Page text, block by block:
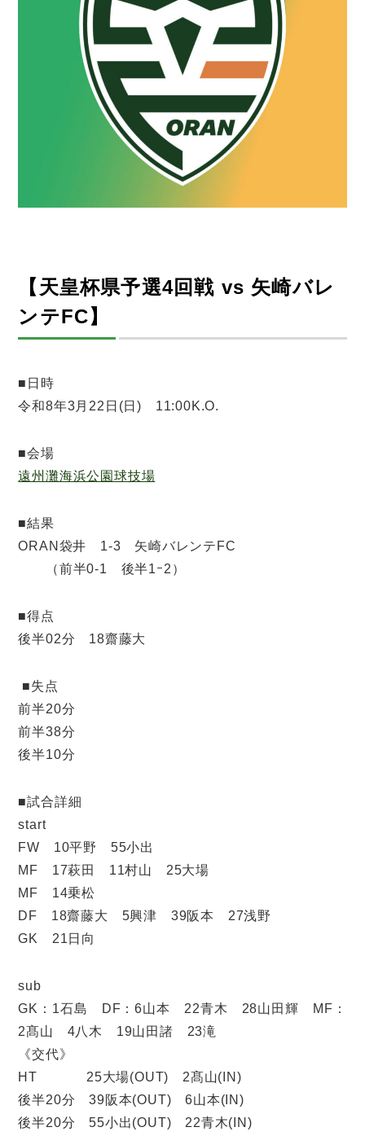
【天皇杯県予選4回戦 vs 矢崎バレ
ンテFC】
■日時
令和8年3月22日(日) 11:00K.O.
■会場
遠州灘海浜公園球技場
■結果
ORAN袋井 1-3 矢崎バレンテFC
（前半0-1 後半1ｰ2）
■得点
後半02分 18齋藤大
■失点
前半20分
前半38分
後半10分
■試合詳細
start
FW 10平野 55小出
MF 17萩田 11村山 25大場
MF 14乗松
DF 18齋藤大 5興津 39阪本 27浅野
GK 21日向
sub
GK：1石島 DF：6山本 22青木 28山田輝 MF：
2髙山 4八木 19山田諸 23滝
《交代》
HT 25大場(OUT) 2髙山(IN)
後半20分 39阪本(OUT) 6山本(IN)
後半20分 55小出(OUT) 22青木(IN)